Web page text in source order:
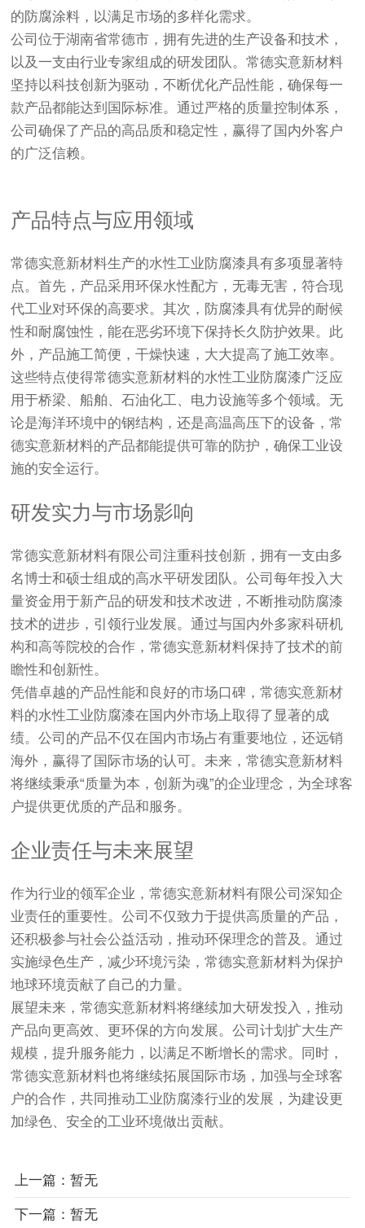
的防腐涂料，以满足市场的多样化需求。
公司位于湖南省常德市，拥有先进的生产设备和技术，
以及一支由行业专家组成的研发团队。常德实意新材料
坚持以科技创新为驱动，不断优化产品性能，确保每一
款产品都能达到国际标准。通过严格的质量控制体系，
公司确保了产品的高品质和稳定性，赢得了国内外客户
的广泛信赖。
产品特点与应用领域
常德实意新材料生产的水性工业防腐漆具有多项显著特
点。首先，产品采用环保水性配方，无毒无害，符合现
代工业对环保的高要求。其次，防腐漆具有优异的耐候
性和耐腐蚀性，能在恶劣环境下保持长久防护效果。此
外，产品施工简便，干燥快速，大大提高了施工效率。
这些特点使得常德实意新材料的水性工业防腐漆广泛应
用于桥梁、船舶、石油化工、电力设施等多个领域。无
论是海洋环境中的钢结构，还是高温高压下的设备，常
德实意新材料的产品都能提供可靠的防护，确保工业设
施的安全运行。
研发实力与市场影响
常德实意新材料有限公司注重科技创新，拥有一支由多
名博士和硕士组成的高水平研发团队。公司每年投入大
量资金用于新产品的研发和技术改进，不断推动防腐漆
技术的进步，引领行业发展。通过与国内外多家科研机
构和高等院校的合作，常德实意新材料保持了技术的前
瞻性和创新性。
凭借卓越的产品性能和良好的市场口碑，常德实意新材
料的水性工业防腐漆在国内外市场上取得了显著的成
绩。公司的产品不仅在国内市场占有重要地位，还远销
海外，赢得了国际市场的认可。未来，常德实意新材料
将继续秉承“质量为本，创新为魂”的企业理念，为全球客
户提供更优质的产品和服务。
企业责任与未来展望
作为行业的领军企业，常德实意新材料有限公司深知企
业责任的重要性。公司不仅致力于提供高质量的产品，
还积极参与社会公益活动，推动环保理念的普及。通过
实施绿色生产，减少环境污染，常德实意新材料为保护
地球环境贡献了自己的力量。
展望未来，常德实意新材料将继续加大研发投入，推动
产品向更高效、更环保的方向发展。公司计划扩大生产
规模，提升服务能力，以满足不断增长的需求。同时，
常德实意新材料也将继续拓展国际市场，加强与全球客
户的合作，共同推动工业防腐漆行业的发展，为建设更
加绿色、安全的工业环境做出贡献。
上一篇：暂无
下一篇：暂无